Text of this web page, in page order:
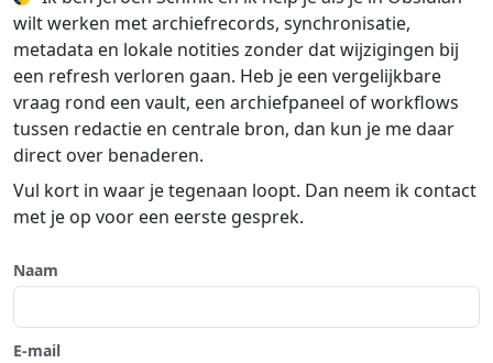
wilt werken met archiefrecords, synchronisatie,
metadata en lokale notities zonder dat wijzigingen bij
een refresh verloren gaan. Heb je een vergelijkbare
vraag rond een vault, een archiefpaneel of workflows
tussen redactie en centrale bron, dan kun je me daar
direct over benaderen.
Vul kort in waar je tegenaan loopt. Dan neem ik contact
met je op voor een eerste gesprek.
Naam
E-mail